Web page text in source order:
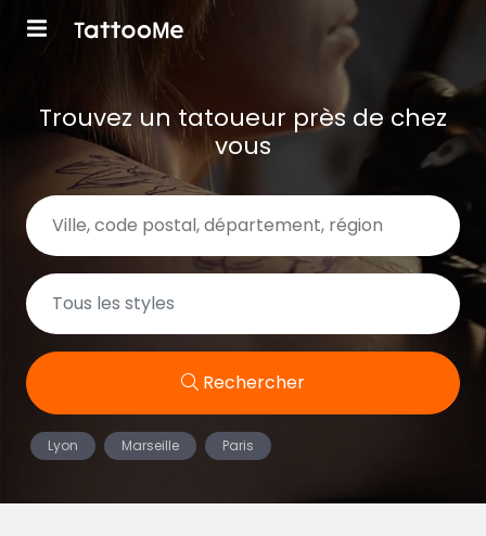
Trouvez un tatoueur près de chez
vous
Rechercher
Lyon Marseille Paris